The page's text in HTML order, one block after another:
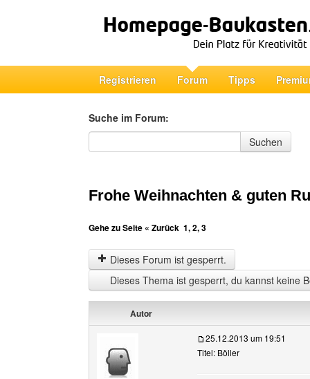
Registrieren Forum Tipps
Suche im Forum:
Suche im Forum
Suchen
Frohe Weihnachten & guten
Gehe zu Seite « Zurück 1,2,3
Dieses Forum ist gesperrt.
Dieses Thema ist gesperrt, du kannst keine
Autor
25.12.2013 um 19:51
Titel: Böller